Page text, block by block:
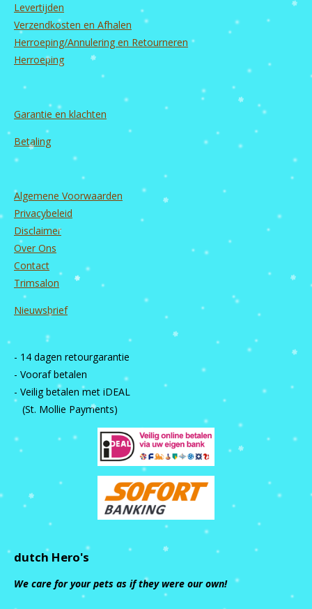
k
a
m
Levertijden
Verzendkosten en Afhalen
Herroeping/Annulering en Retourneren
Herroeping
Garantie en klachten
Betaling
Algemene Voorwaarden
Privacybeleid
Disclaimer
Over Ons
Contact
Trimsalon
Nieuwsbrief
- 14 dagen retourgarantie
- Vooraf betalen
- Veilig betalen met iDEAL
(St. Mollie Payments)
dutch Hero's
We care for your pets as if they were our own!